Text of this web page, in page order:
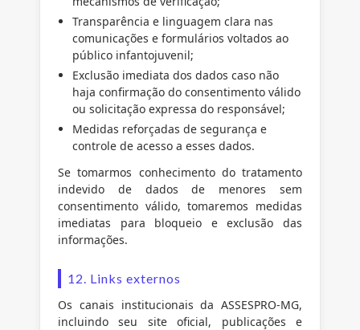
Transparência e linguagem clara nas
comunicações e formulários voltados ao
público infantojuvenil;
Exclusão imediata dos dados caso não
haja confirmação do consentimento válido
ou solicitação expressa do responsável;
Medidas reforçadas de segurança e
controle de acesso a esses dados.
Se tomarmos conhecimento do tratamento
indevido de dados de menores sem
consentimento válido, tomaremos medidas
imediatas para bloqueio e exclusão das
informações.
12. Links externos
Os canais institucionais da ASSESPRO-MG,
incluindo seu site oficial, publicações e